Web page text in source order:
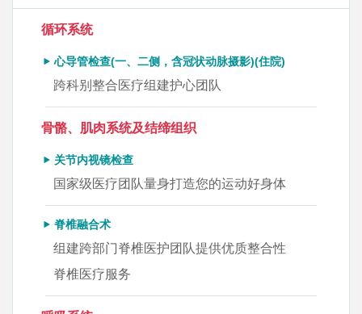
循环系统
心导管检查(一、二侧，含冠状动脉摄影)(住院)
跨科别整合医疗组建护心团队
骨骼、肌肉系统及结缔组织
关节内视镜检查
国家级医疗团队量身打造您的运动好身体
脊椎融合术
组建跨部门脊椎医护团队提供优质整合性
脊椎医疗服务